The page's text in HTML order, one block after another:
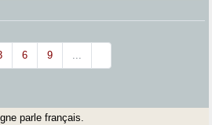
6 9 ...
parle français.